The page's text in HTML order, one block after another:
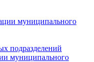
муниципального
подразделений
муниципального